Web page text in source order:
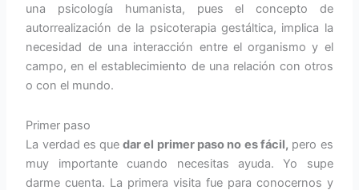
una psicología humanista, pues el concepto de
autorrealización de la psicoterapia gestáltica, implica la
necesidad de una interacción entre el organismo y el
campo, en el establecimiento de una relación con otros
o con el mundo.
Primer paso
La verdad es que dar el primer paso no es fácil, pero es
muy importante cuando necesitas ayuda. Yo supe
darme cuenta. La primera visita fue para conocernos y